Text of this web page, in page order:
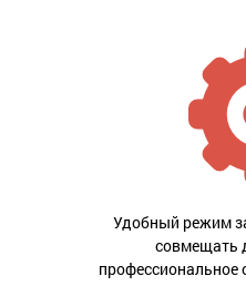
Удобный режим
совмещать
профессиональное